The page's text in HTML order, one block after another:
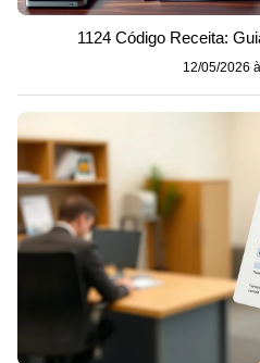
1124 Código Receita:
12/05/2026